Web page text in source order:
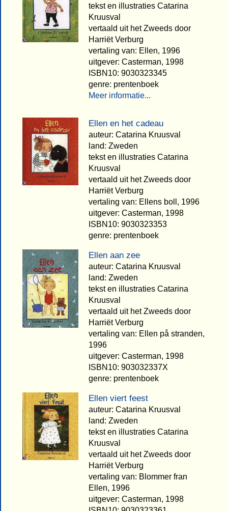
tekst en illustraties Catarina
Kruusval
vertaald uit het Zweeds door
Harriët Verburg
vertaling van: Ellen, 1996
uitgever: Casterman, 1998
ISBN10: 9030323345
genre: prentenboek
Meer informatie...
Ellen en het cadeau
auteur: Catarina Kruusval
land: Zweden
tekst en illustraties Catarina
Kruusval
vertaald uit het Zweeds door
Harriët Verburg
vertaling van: Ellens boll, 1996
uitgever: Casterman, 1998
ISBN10: 9030323353
genre: prentenboek
Ellen aan zee
auteur: Catarina Kruusval
land: Zweden
tekst en illustraties Catarina
Kruusval
vertaald uit het Zweeds door
Harriët Verburg
vertaling van: Ellen på stranden,
1996
uitgever: Casterman, 1998
ISBN10: 903032337X
genre: prentenboek
Ellen viert feest
auteur: Catarina Kruusval
land: Zweden
tekst en illustraties Catarina
Kruusval
vertaald uit het Zweeds door
Harriët Verburg
vertaling van: Blommer fran
Ellen, 1996
uitgever: Casterman, 1998